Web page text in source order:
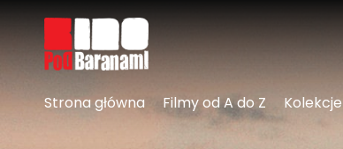
Linki ułatwień dostępu
Strona główna Filmy od A do Z Kolekcje